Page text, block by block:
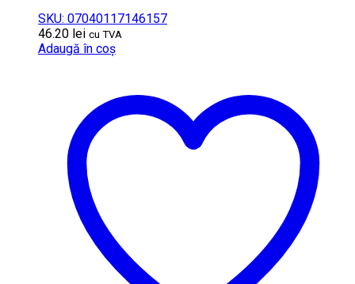
SKU: 07040117146157
46.20 lei cu TVA
Adaugă în coș